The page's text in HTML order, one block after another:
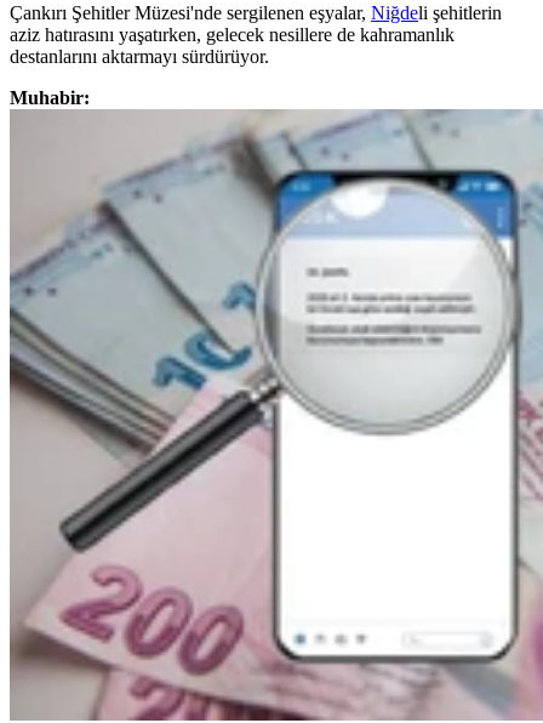
Çankırı Şehitler Müzesi'nde sergilenen eşyalar, Niğdeli şehitlerin
aziz hatırasını yaşatırken, gelecek nesillere de kahramanlık
destanlarını aktarmayı sürdürüyor.
Muhabir: